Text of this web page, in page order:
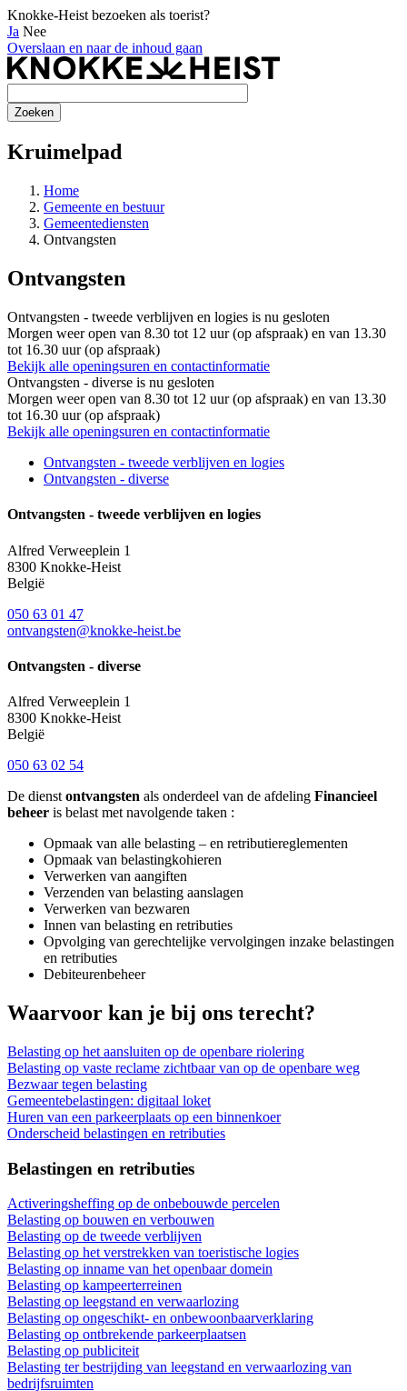
Knokke-Heist bezoeken als toerist?
Ja Nee
Overslaan en naar de inhoud gaan
Kruimelpad
Home
Gemeente en bestuur
Gemeentediensten
Ontvangsten
Ontvangsten
Ontvangsten - tweede verblijven en logies is nu gesloten
Morgen weer open van 8.30 tot 12 uur (op afspraak) en van 13.30
tot 16.30 uur (op afspraak)
Bekijk alle openingsuren en contactinformatie
Ontvangsten - diverse is nu gesloten
Morgen weer open van 8.30 tot 12 uur (op afspraak) en van 13.30
tot 16.30 uur (op afspraak)
Bekijk alle openingsuren en contactinformatie
Ontvangsten - tweede verblijven en logies
Ontvangsten - diverse
Ontvangsten - tweede verblijven en logies
Alfred Verweeplein 1
8300 Knokke-Heist
België
050 63 01 47
ontvangsten@knokke-heist.be
Ontvangsten - diverse
Alfred Verweeplein 1
8300 Knokke-Heist
België
050 63 02 54
De dienst ontvangsten als onderdeel van de afdeling Financieel
beheer is belast met navolgende taken :
Opmaak van alle belasting – en retributiereglementen
Opmaak van belastingkohieren
Verwerken van aangiften
Verzenden van belasting aanslagen
Verwerken van bezwaren
Innen van belasting en retributies
Opvolging van gerechtelijke vervolgingen inzake belastingen
en retributies
Debiteurenbeheer
Waarvoor kan je bij ons terecht?
Belasting op het aansluiten op de openbare riolering
Belasting op vaste reclame zichtbaar van op de openbare weg
Bezwaar tegen belasting
Gemeentebelastingen: digitaal loket
Huren van een parkeerplaats op een binnenkoer
Onderscheid belastingen en retributies
Belastingen en retributies
Activeringsheffing op de onbebouwde percelen
Belasting op bouwen en verbouwen
Belasting op de tweede verblijven
Belasting op het verstrekken van toeristische logies
Belasting op inname van het openbaar domein
Belasting op kampeerterreinen
Belasting op leegstand en verwaarlozing
Belasting op ongeschikt- en onbewoonbaarverklaring
Belasting op ontbrekende parkeerplaatsen
Belasting op publiciteit
Belasting ter bestrijding van leegstand en verwaarlozing van
bedrijfsruimten